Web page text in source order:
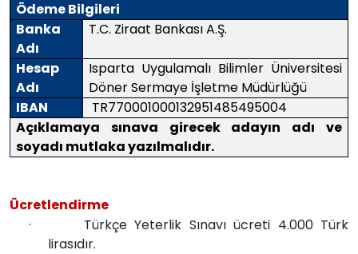
Ödeme Bilgileri
Banka
Adı
T.C. Ziraat Bankası A.Ş.
Hesap
Adı
Isparta Uygulamalı Bilimler Üniversitesi
Döner Sermaye İşletme Müdürlüğü
IBAN
TR770001000132951485495004
Açıklamaya sınava girecek adayın adı ve
soyadı mutlaka yazılmalıdır.
Ücretlendirme
·
Türkçe Yeterlik Sınavı ücreti 4.000 Türk
lirasıdır.